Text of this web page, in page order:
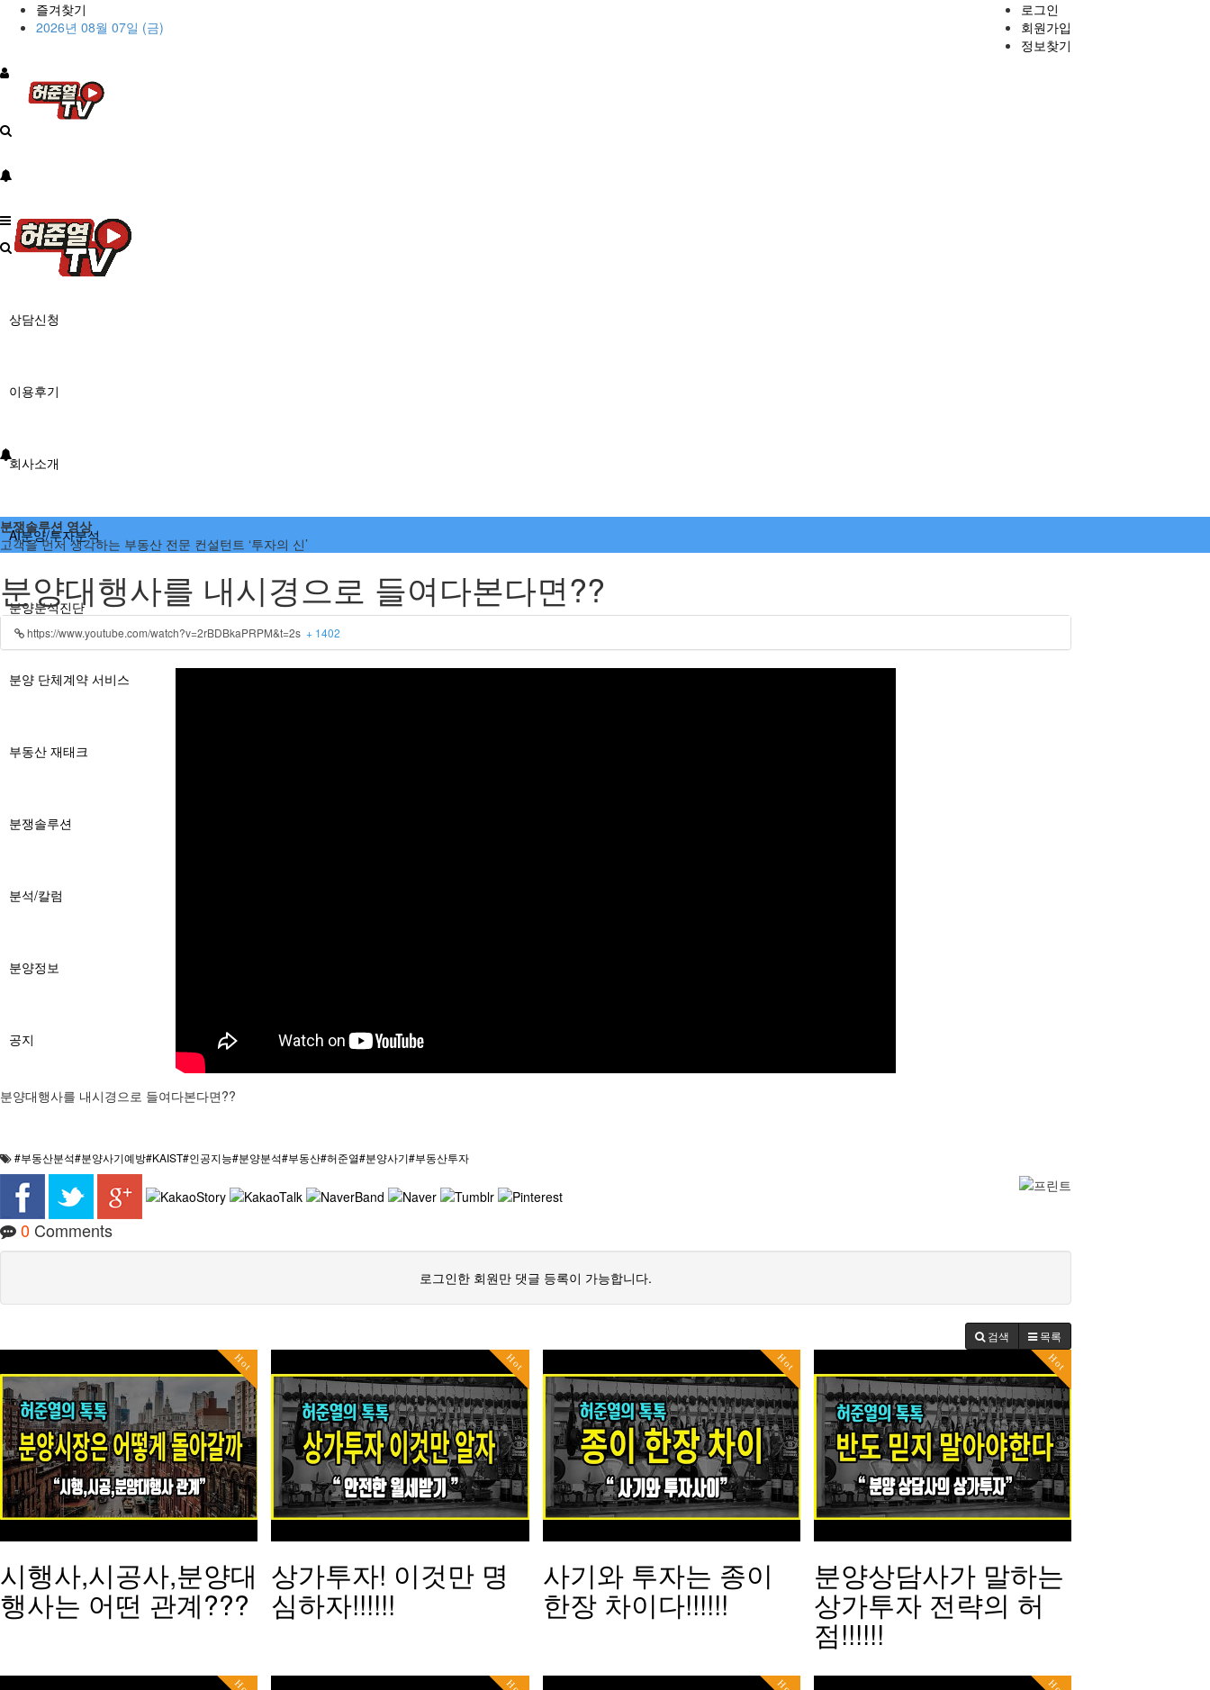
즐겨찾기
2026년 08월 07일 (금)
로그인
회원가입
정보찾기
상담신청
이용후기
회사소개
AI분양/투자분석
분양분석진단
분양 단체계약 서비스
부동산 재태크
분쟁솔루션
분석/칼럼
분양정보
공지
분쟁솔루션 영상
고객을 먼저 생각하는 부동산 전문 컨설턴트 ‘투자의 신’
분양대행사를 내시경으로 들여다본다면??
https://www.youtube.com/watch?v=2rBDBkaPRPM&t=2s + 1402
분양대행사를 내시경으로 들여다본다면??
#부동산분석#분양사기예방#KAIST#인공지능#분양분석#부동산#허준열#분양사기#부동산투자
0 Comments
로그인한 회원만 댓글 등록이 가능합니다.
검색 목록
Hot
시행사,시공사,분양대
행사는 어떤 관계???
Hot
상가투자! 이것만 명
심하자!!!!!!
Hot
사기와 투자는 종이
한장 차이다!!!!!!
Hot
분양상담사가 말하는
상가투자 전략의 허
점!!!!!!